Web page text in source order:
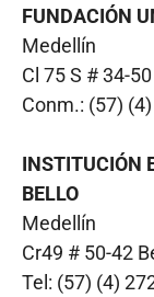
FUNDACIÓN
Medellín
Cl 75 S # 34-
Conm.: (57)
INSTITUCIÓN
BELLO
Medellín
Cr49 # 50-42
Tel: (57) (4)